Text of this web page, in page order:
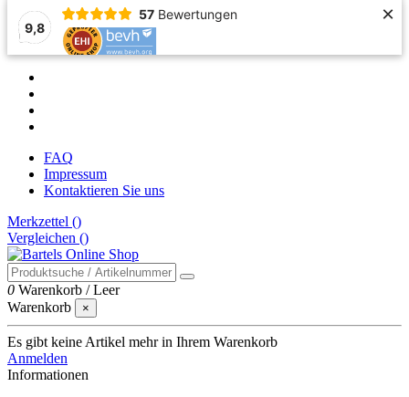
9,8
57 Bewertungen ×
FAQ
Impressum
Kontaktieren Sie uns
Merkzettel ()
Vergleichen ()
0 Warenkorb /Leer
Warenkorb
×
Es gibt keine Artikel mehr in Ihrem Warenkorb
Anmelden
Informationen